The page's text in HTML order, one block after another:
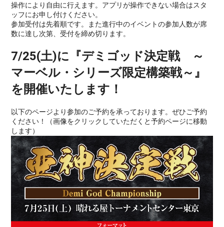
操作により自由に行えます。アプリが操作できない場合はスタ
ッフにお申し付けください。
参加受付は先着順です。また進行中のイベントの参加人数が席
数に達し次第、受付を締め切ります。
7/25(土)に『デミゴッド決定戦 ～
マーベル・シリーズ限定構築戦～』
を開催いたします！
以下のページより参加のご予約を承っております。ぜひご予約
ください！（画像をクリックしていただくと予約ページに移動
します）